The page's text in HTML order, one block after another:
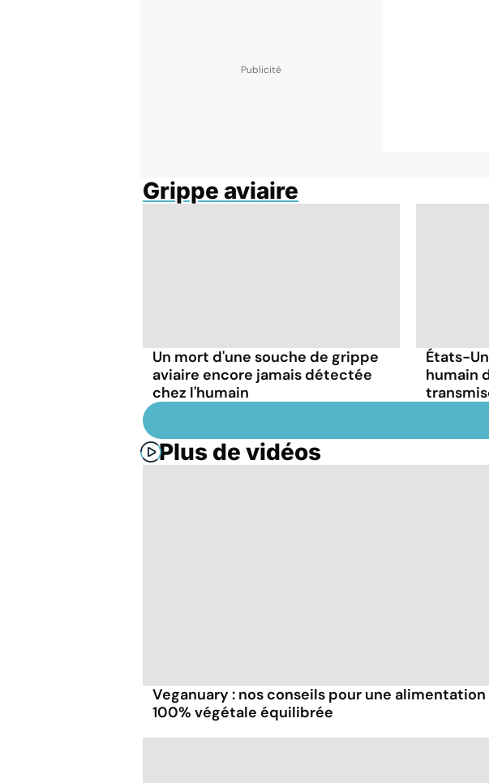
Grippe aviaire
Un mort d'une souche de grippe
aviaire encore jamais détectée
chez l'humain
États-
humain
Plus de vidéos
Veganuary : nos conseils pour une alimentation
100% végétale équilibrée